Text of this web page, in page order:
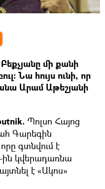
մի քանի
Նա հույս ունի, որ
Արամ Աթեշյանի
Պոլսո Հայոց
Գարեգին
գտնվում է
ին կվերադառնա
է «Ակոս»